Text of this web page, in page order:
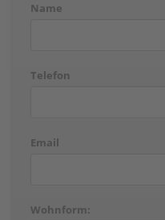
Name
Telefon
Email
Wohnform: